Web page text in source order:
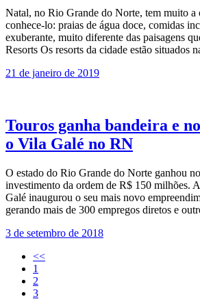
Natal, no Rio Grande do Norte, tem muito a
conhece-lo: praias de água doce, comidas
exuberante, muito diferente das paisagens
Resorts Os resorts da cidade estão situados
21 de janeiro de 2019
Touros ganha bandeira e
o Vila Galé no RN
O estado do Rio Grande do Norte ganhou
investimento da ordem de R$ 150 milhões.
Galé inaugurou o seu mais novo
gerando mais de 300 empregos diretos e
3 de setembro de 2018
<<
1
2
3